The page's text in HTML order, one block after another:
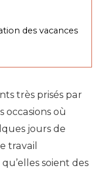
des vacances
très prisés par
occasions où
jours de
travail
soient des